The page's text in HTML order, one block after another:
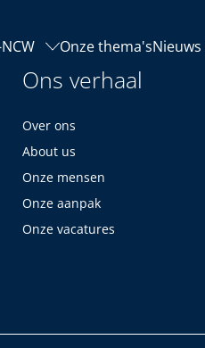
Onze thema's
Ons verhaal
Over ons
About us
Onze mensen
Onze aanpak
Onze vacatures